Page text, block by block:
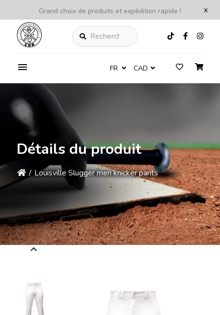
x
Grand choix de produits et expédition rapide !
Rechercher
FR CAD
Détails du produit
/ Louisville Slugger men knicker pants